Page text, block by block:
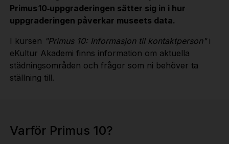
Primus 10‑uppgraderingen sätter sig in i hur
uppgraderingen påverkar museets data.
I kursen "Primus 10: Informasjon til kontaktperson"i
eKultur Akademi finns information om aktuella
städningsområden och frågor som ni behöver ta
ställning till.
Varför Primus 10?